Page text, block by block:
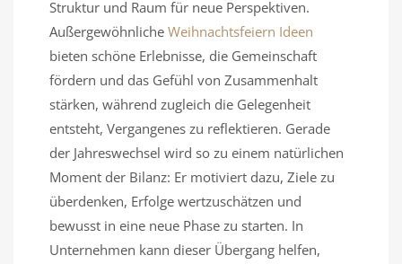
Struktur und Raum für neue Perspektiven.
Außergewöhnliche Weihnachtsfeiern Ideen
bieten schöne Erlebnisse, die Gemeinschaft
fördern und das Gefühl von Zusammenhalt
stärken, während zugleich die Gelegenheit
entsteht, Vergangenes zu reflektieren. Gerade
der Jahreswechsel wird so zu einem natürlichen
Moment der Bilanz: Er motiviert dazu, Ziele zu
überdenken, Erfolge wertzuschätzen und
bewusst in eine neue Phase zu starten. In
Unternehmen kann dieser Übergang helfen,